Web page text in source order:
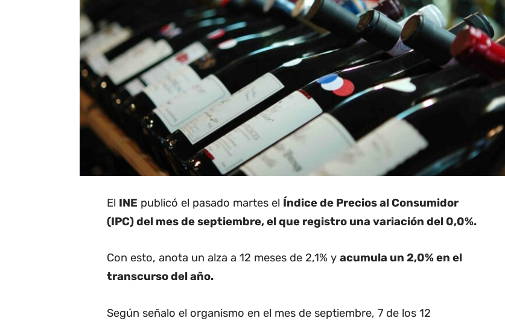
El INE publicó el pasado martes el Índice de Precios al Consumidor
(IPC) del mes de septiembre, el que registro una variación del 0,0%.
Con esto, anota un alza a 12 meses de 2,1% y acumula un 2,0% en el
transcurso del año.
Según señalo el organismo en el mes de septiembre, 7 de los 12